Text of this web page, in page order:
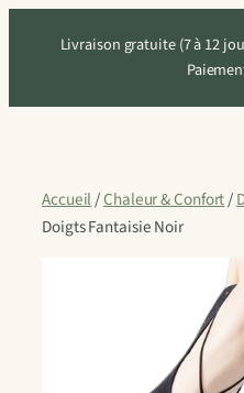
Livraison gratuite (7 à 12
Accueil/Chaleur & Confort/
Doigts Fantaisie Noir